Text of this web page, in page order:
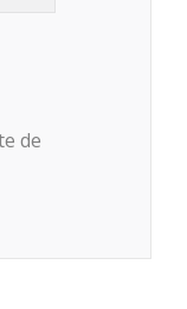
de